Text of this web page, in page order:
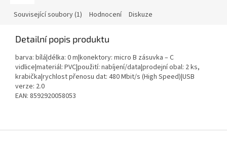
Související soubory (1) Hodnocení Diskuze
Detailní popis produktu
barva: bílá|délka: 0 m|konektory: micro B zásuvka – C
vidlice|materiál: PVC|použití: nabíjení/data|prodejní obal: 2 ks,
krabička|rychlost přenosu dat: 480 Mbit/s (High Speed)|USB
verze: 2.0
EAN: 8592920058053